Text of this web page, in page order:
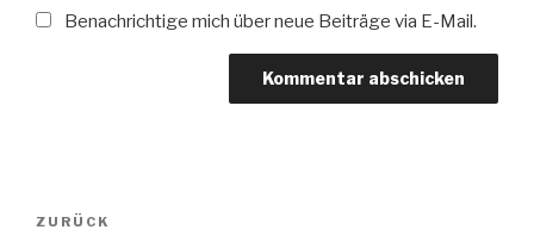
Benachrichtige mich über neue Beiträge via E-Mail.
Beitragsnavigation
Vorheriger
ZURÜCK